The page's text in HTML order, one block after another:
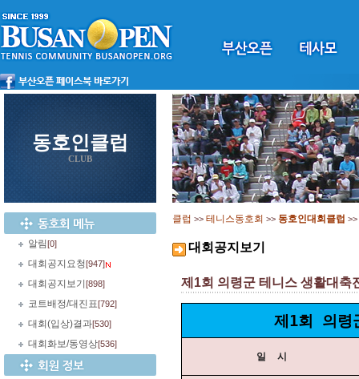
동호인클럽
CLUB
알림[0]
대회공지요청[947]
대회공지보기 [898]
코트배정/대진표[792]
대회(입상)결과[530]
대회화보/동영상[536]
클럽 >> 테니스동호회 >> 동호인대회클럽 >>
대회공지보기
제1회 의령군 테니스 생활대축
제1회 의령
일 시